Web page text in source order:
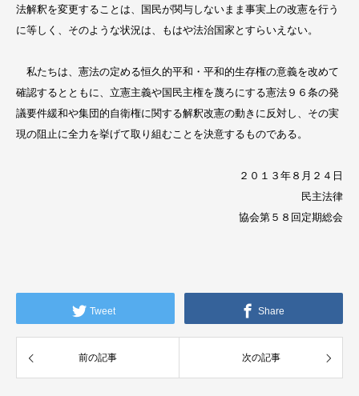
法解釈を変更することは、国民が関与しないまま事実上の改憲を行う
に等しく、そのような状況は、もはや法治国家とすらいえない。
私たちは、憲法の定める恒久的平和・平和的生存権の意義を改めて
確認するとともに、立憲主義や国民主権を蔑ろにする憲法９６条の発
議要件緩和や集団的自衛権に関する解釈改憲の動きに反対し、その実
現の阻止に全力を挙げて取り組むことを決意するものである。
２０１３年８月２４日
民主法律
協会第５８回定期総会
Tweet Share
前の記事 次の記事